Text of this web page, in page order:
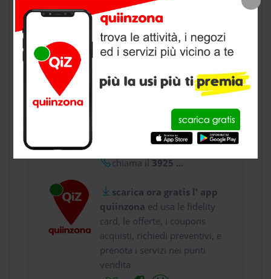
CONTATTI
usa gratis quiinzona e :
Via Abate Gimma...
chiama il 3925 ...
scarica ora gratis l' app
quiinzona ed usa le fidelity
card, le offerte, i coupons
acquisti, richiedi preventivi, e
prenota i servizi nei punti
vendita